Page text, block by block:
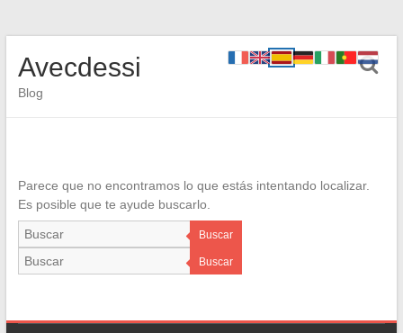
Avecdessi
Blog
Parece que no encontramos lo que estás intentando localizar.
Es posible que te ayude buscarlo.
Buscar
Buscar